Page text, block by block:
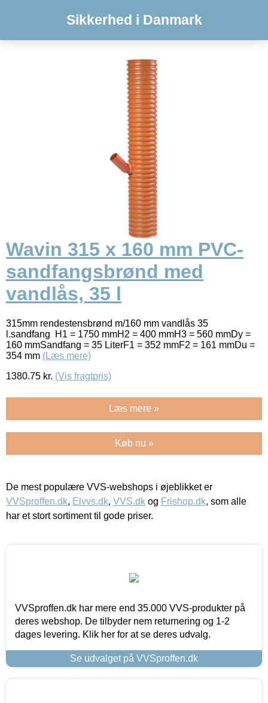
Sikkerhed i Danmark
Wavin 315 x 160 mm PVC-
sandfangsbrønd med
vandlås, 35 l
315mm rendestensbrønd m/160 mm vandlås 35
l.sandfang H1 = 1750 mmH2 = 400 mmH3 = 560 mmDy =
160 mmSandfang = 35 LiterF1 = 352 mmF2 = 161 mmDu =
354 mm (Læs mere)
1380.75 kr. (Vis fragtpris)
Læs mere »
Køb nu »
De mest populære VVS-webshops i øjeblikket er
VVSproffen.dk, Elvvs.dk, VVS.dk og Frishop.dk, som alle
har et stort sortiment til gode priser.
VVSproffen.dk har mere end 35.000 VVS-produkter på
deres webshop. De tilbyder nem returnering og 1-2
dages levering. Klik her for at se deres udvalg.
Se udvalget på VVSproffen.dk